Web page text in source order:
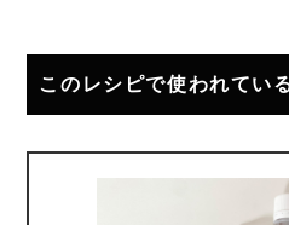
このレシピで使われてい